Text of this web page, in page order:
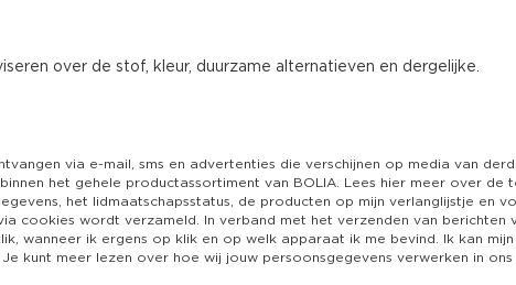
over de stof, kleur, duurzame alternatieven en dergelijke.
via e-mail, sms en advertenties die verschijnen op media van
het gehele productassortiment van BOLIA. Lees hier meer over
het lidmaatschapsstatus, de producten op mijn verlanglijstje en
cookies wordt verzameld. In verband met het verzenden van berichten
wanneer ik ergens op klik en op welk apparaat ik me bevind. Ik kan
kunt meer lezen over hoe wij jouw persoonsgegevens verwerken in